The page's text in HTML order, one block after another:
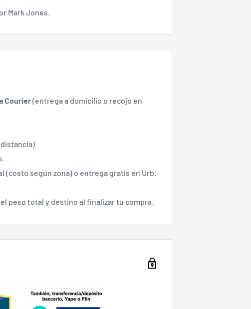
Mark Jones.
Courier(entrega a domicilio o recojo en
(costo según zona) o entrega gratis en Urb.
peso total y destino al finalizar tu compra.